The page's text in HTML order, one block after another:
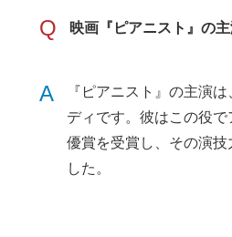
Q 映画『ピアニスト』の主
A
『ピアニスト』の主演
ディです。彼はこの役
優賞を受賞し、その演技
した。